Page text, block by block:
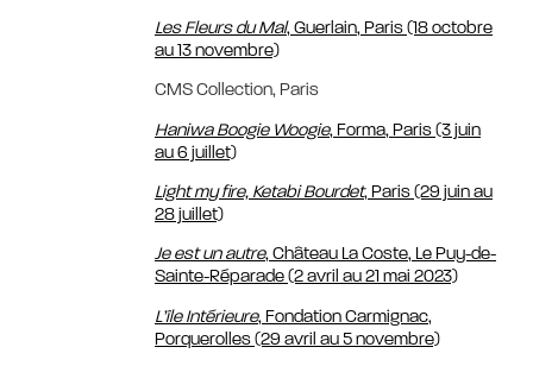
Les Fleurs du Mal, Guerlain, Paris (18 octobre
au 13 novembre)
CMS Collection, Paris
Haniwa Boogie Woogie, Forma, Paris (3 juin
au 6 juillet)
Light my fire, Ketabi Bourdet, Paris (29 juin au
28 juillet)
Je est un autre, Château La Coste, Le Puy-de-
Sainte-Réparade (2 avril au 21 mai 2023)
L’île Intérieure, Fondation Carmignac,
Porquerolles (29 avril au 5 novembre)